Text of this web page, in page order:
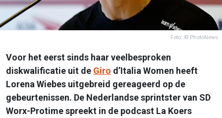
Foto: © PhotoNews
Voor het eerst sinds haar veelbesproken
diskwalificatie uit de Giro d’Italia Women heeft
Lorena Wiebes uitgebreid gereageerd op de
gebeurtenissen. De Nederlandse sprintster van SD
Worx-Protime spreekt in de podcast La Koers